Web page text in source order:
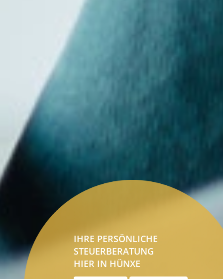
IHRE PERSÖNLICHE
STEUERBERATUNG
HIER IN HÜNXE